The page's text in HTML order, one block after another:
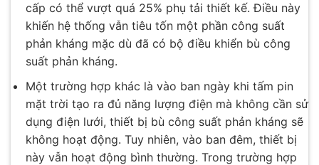
cấp có thể vượt quá 25% phụ tải thiết kế. Điều này
khiến hệ thống vẫn tiêu tốn một phần công suất
phản kháng mặc dù đã có bộ điều khiển bù công
suất phản kháng.
Một trường hợp khác là vào ban ngày khi tấm pin
mặt trời tạo ra đủ năng lượng điện mà không cần sử
dụng điện lưới, thiết bị bù công suất phản kháng sẽ
không hoạt động. Tuy nhiên, vào ban đêm, thiết bị
này vẫn hoạt động bình thường. Trong trường hợp